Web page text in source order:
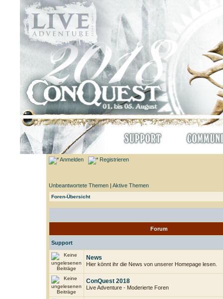
Anmelden Registrieren
Unbeantwortete Themen | Aktive Themen
Foren-Übersicht
Forum
Support
News
Hier könnt ihr die News von unserer Homepage lesen.
ConQuest 2018
Live Adventure - Moderierte Foren